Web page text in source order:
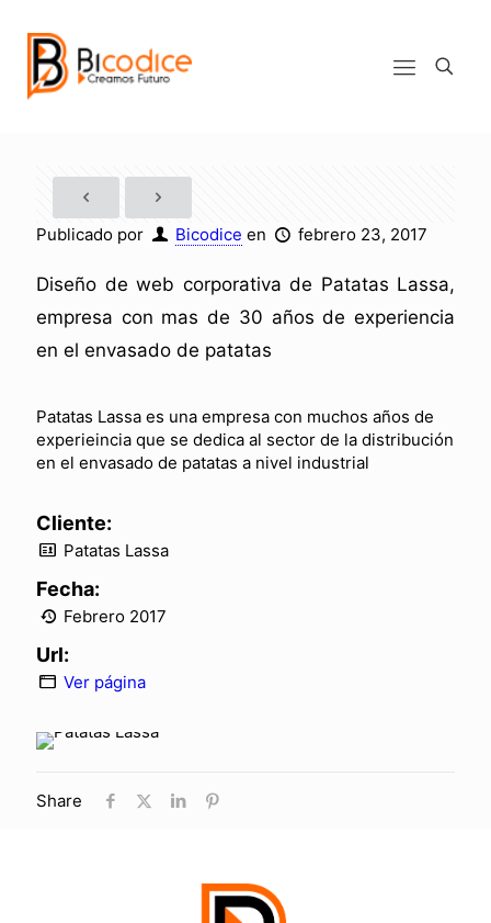
Publicado por Bicodice en febrero 23, 2017
Diseño de web corporativa de Patatas Lassa,
empresa con mas de 30 años de experiencia
en el envasado de patatas
Patatas Lassa es una empresa con muchos años de
experieincia que se dedica al sector de la distribución
en el envasado de patatas a nivel industrial
Cliente:
Patatas Lassa
Fecha:
Febrero 2017
Url:
Ver página
Share